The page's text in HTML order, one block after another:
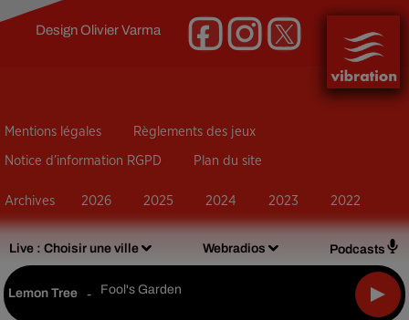
Live : Choisir une ville Webradios Podcasts
Lemon Tree - Fool's Garden
DesignOlivier Varma
Mentions légales Règlements des jeux
Notice d’information RGPD Plan du site
Archives 2026 2025 2024 2023 2022